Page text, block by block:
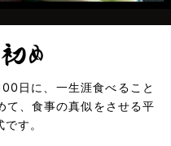
め
日に、一生涯食べること
て、食事の真似をさせる平
す。